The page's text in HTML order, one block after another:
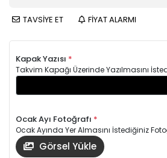
TAVSİYE ET FİYAT ALARMI
Kapak Yazısı *
Takvim Kapağı Üzerinde Yazılmasını
Ocak Ayı Fotoğrafı *
Ocak Ayında Yer Almasını İstediğiniz
Görsel Yükle